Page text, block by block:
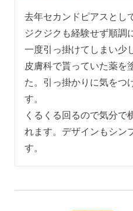
去年セカンドピアスとし
ジクジクも経験せず順調
一度引っ掛けてしまい少
皮膚科で貰っていた薬を
た。引っ掛かりに気をつ
す。
くるくる回るので気分で
れます。デザインもシン
す。